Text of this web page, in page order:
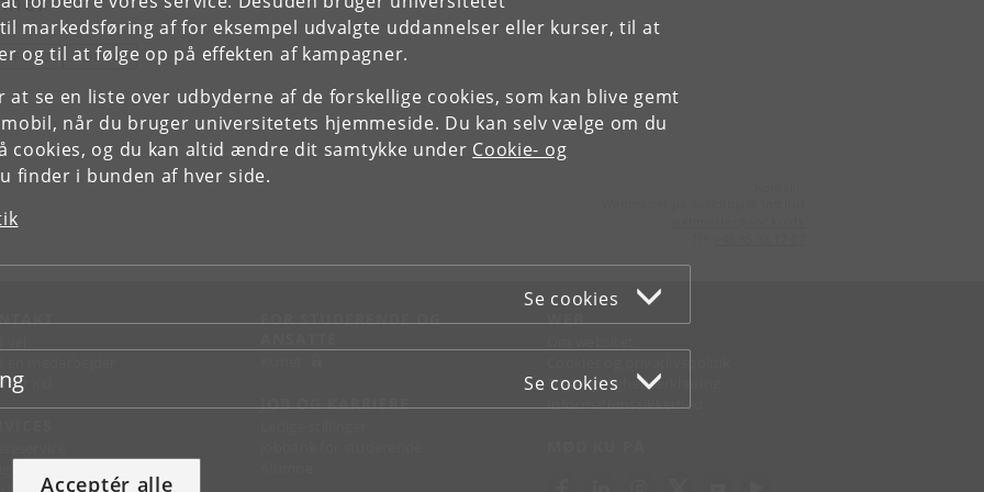
markedsføring af for eksempel udvalgte uddannelser eller kurser, til at
og til at følge op på effekten af kampagner.
at se en liste over udbyderne af de forskellige cookies, som kan blive gemt
når du bruger universitetets hjemmeside. Du kan selv vælge om du
cookies, og du kan altid ændre dit samtykke under Cookie- og
finder i bunden af hver side.
Se cookies
Se cookies
Acceptér alle
POLITIK
KU
FOR STUDERENDE OG
JOB OG KARRIERE
WEB
Tilgængelighedserklæring
Informationssikkerhed